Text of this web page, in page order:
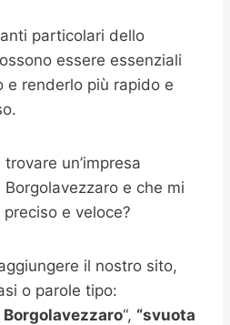
particolari dello
essere essenziali
e renderlo più rapido e
un’impresa
e che mi
e veloce?
il nostro sito,
o parole tipo:
“, “svuota